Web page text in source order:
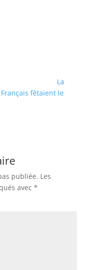
La
fêtaient le
publiée. Les
avec *